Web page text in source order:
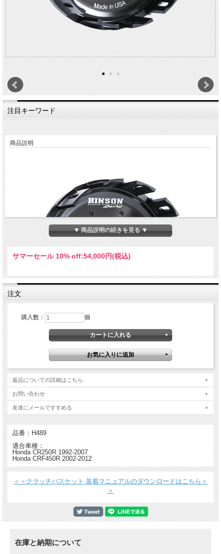
注目キーワード
商品説明
ビレットプルーフ クラッチバスケット キックスターターギア＆クッション付
・ ほぼすべての有名ファクトリー・チームやライダーが使用
・ クラッチ性能と寿命が格段に向上
・ 放熱性の向上
・ 航空宇宙技術でも使用される強度の優れたT6アルミ材から削り出し、 ハードコ
ーティング加工を施すことによりノーマルに比べ5倍の耐久性を実現* (*適切なメン
テナンスが前提）
・ 加工精度が高いためクラッチを切った時はきちんと切れ、熱をあまり発しな
・ ヒンソンのクラッチ コンポーネントプレッシャープレートとインナーハブを一
緒に 使うことでクラッチジャダーを防止
▼ 商品説明の続きを見る ▼
サマーセール 10% off:54,000円(税込)
注文
購入数： 個
返品についての詳細はこちら
お問い合わせ
友達にメールですすめる
品番：H489
適合車種：
Honda CR250R 1992-2007
Honda CRF450R 2002-2012
＜＜クラッチバスケット 装着マニュアルのダウンロードはこちら＞
＞
在庫と納期について